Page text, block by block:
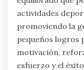
actividades
promoviendo la
pequeños logros
motivación,
esfuerzo y el